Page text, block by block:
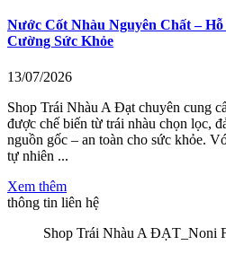
Nước Cốt Nhàu Nguyên Chất –
Cường Sức Khỏe
13/07/2026
Shop Trái Nhàu A Đạt chuyên cung
được chế biến từ trái nhàu chọn lọc,
nguồn gốc – an toàn cho sức khỏe.
tự nhiên ...
Xem thêm
thông tin liên hệ
Shop Trái Nhàu A ĐẠT_Noni